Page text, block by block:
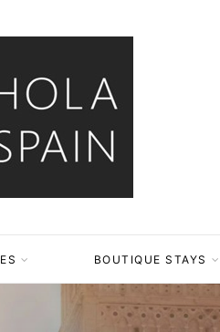
BOUTIQUE STAYS